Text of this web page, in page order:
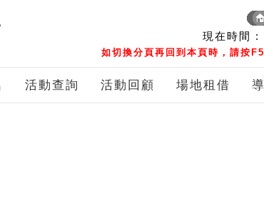
現在時間 :
如切換分頁再回到本頁時，請按
活動查詢 活動回顧 場地租借